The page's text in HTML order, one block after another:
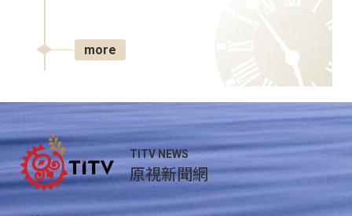
more
TITV NEWS
原視新聞網